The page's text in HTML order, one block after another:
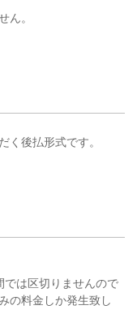
ん。
く後払形式です。
では区切りませんので
の料金しか発生致し